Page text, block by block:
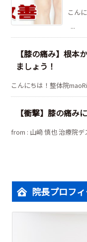
こん
...
【膝の痛み】根本
ましょう！
こんにちは！整体院
【衝撃】膝の痛み
from : 山﨑 慎也 治療院
院長プロフ